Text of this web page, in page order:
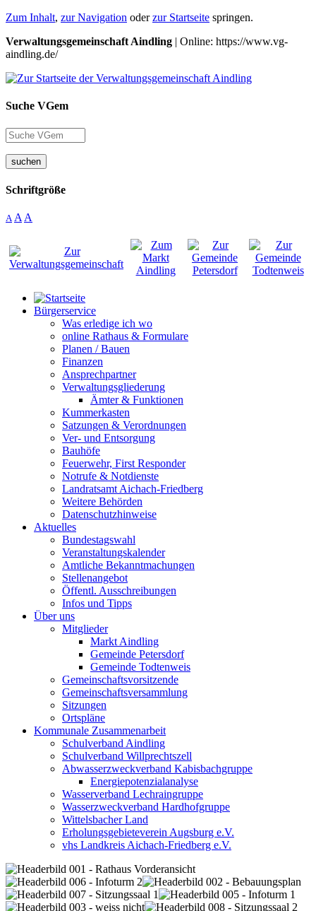
Zum Inhalt, zur Navigation oderzur Startseite springen.
Verwaltungsgemeinschaft Aindling | Online: https://www.vg-
aindling.de/
Suche VGem
suchen
Schriftgröße
A A A
Bürgerservice
Was erledige ich wo
online Rathaus & Formulare
Planen / Bauen
Finanzen
Ansprechpartner
Verwaltungsgliederung
Ämter & Funktionen
Kummerkasten
Satzungen & Verordnungen
Ver- und Entsorgung
Bauhöfe
Feuerwehr, First Responder
Notrufe & Notdienste
Landratsamt Aichach-Friedberg
Weitere Behörden
Datenschutzhinweise
Aktuelles
Bundestagswahl
Veranstaltungskalender
Amtliche Bekanntmachungen
Stellenangebot
Öffentl. Ausschreibungen
Infos und Tipps
Über uns
Mitglieder
Markt Aindling
Gemeinde Petersdorf
Gemeinde Todtenweis
Gemeinschaftsvorsitzende
Gemeinschaftsversammlung
Sitzungen
Ortspläne
Kommunale Zusammenarbeit
Schulverband Aindling
Schulverband Willprechtszell
Abwasserzweckverband Kabisbachgruppe
Energiepotenzialanalyse
Wasserverband Lechraingruppe
Wasserzweckverband Hardhofgruppe
Wittelsbacher Land
Erholungsgebieteverein Augsburg e.V.
vhs Landkreis Aichach-Friedberg e.V.